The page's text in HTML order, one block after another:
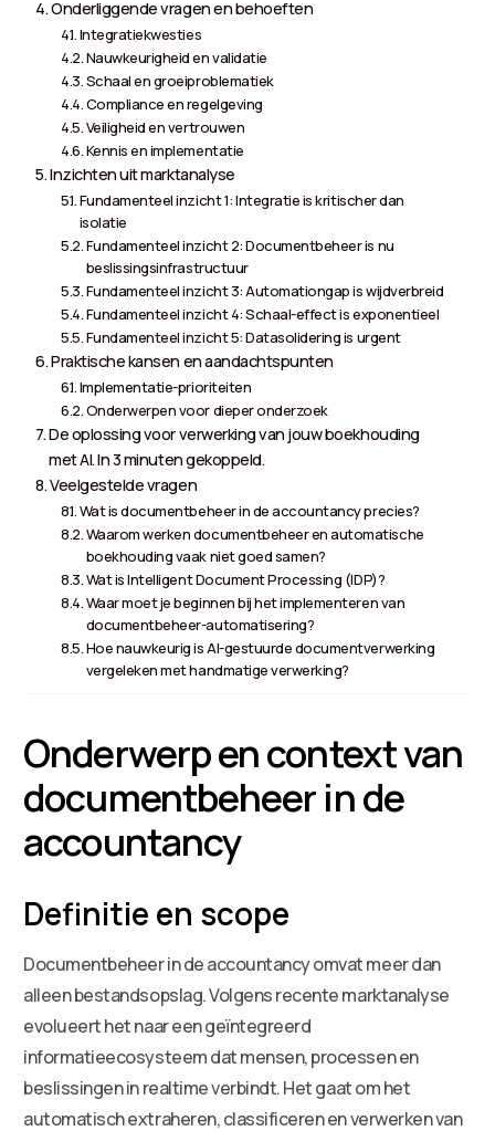
Onderliggende vragen en behoeften
Integratiekwesties
Nauwkeurigheid en validatie
Schaal en groeiproblematiek
Compliance en regelgeving
Veiligheid en vertrouwen
Kennis en implementatie
Inzichten uit marktanalyse
Fundamenteel inzicht 1: Integratie is kritischer dan
isolatie
Fundamenteel inzicht 2: Documentbeheer is nu
beslissingsinfrastructuur
Fundamenteel inzicht 3: Automationgap is wijdverbreid
Fundamenteel inzicht 4: Schaal-effect is exponentieel
Fundamenteel inzicht 5: Datasolidering is urgent
Praktische kansen en aandachtspunten
Implementatie-prioriteiten
Onderwerpen voor dieper onderzoek
De oplossing voor verwerking van jouw boekhouding
met AI. In 3 minuten gekoppeld.
Veelgestelde vragen
Wat is documentbeheer in de accountancy precies?
Waarom werken documentbeheer en automatische
boekhouding vaak niet goed samen?
Wat is Intelligent Document Processing (IDP)?
Waar moet je beginnen bij het implementeren van
documentbeheer-automatisering?
Hoe nauwkeurig is AI-gestuurde documentverwerking
vergeleken met handmatige verwerking?
Onderwerp en context van
documentbeheer in de
accountancy
Definitie en scope
Documentbeheer in de accountancy omvat meer dan
alleen bestandsopslag. Volgens recente marktanalyse
evolueert het naar een geïntegreerd
informatieecosysteem dat mensen, processen en
beslissingen in realtime verbindt. Het gaat om het
automatisch extraheren, classificeren en verwerken van